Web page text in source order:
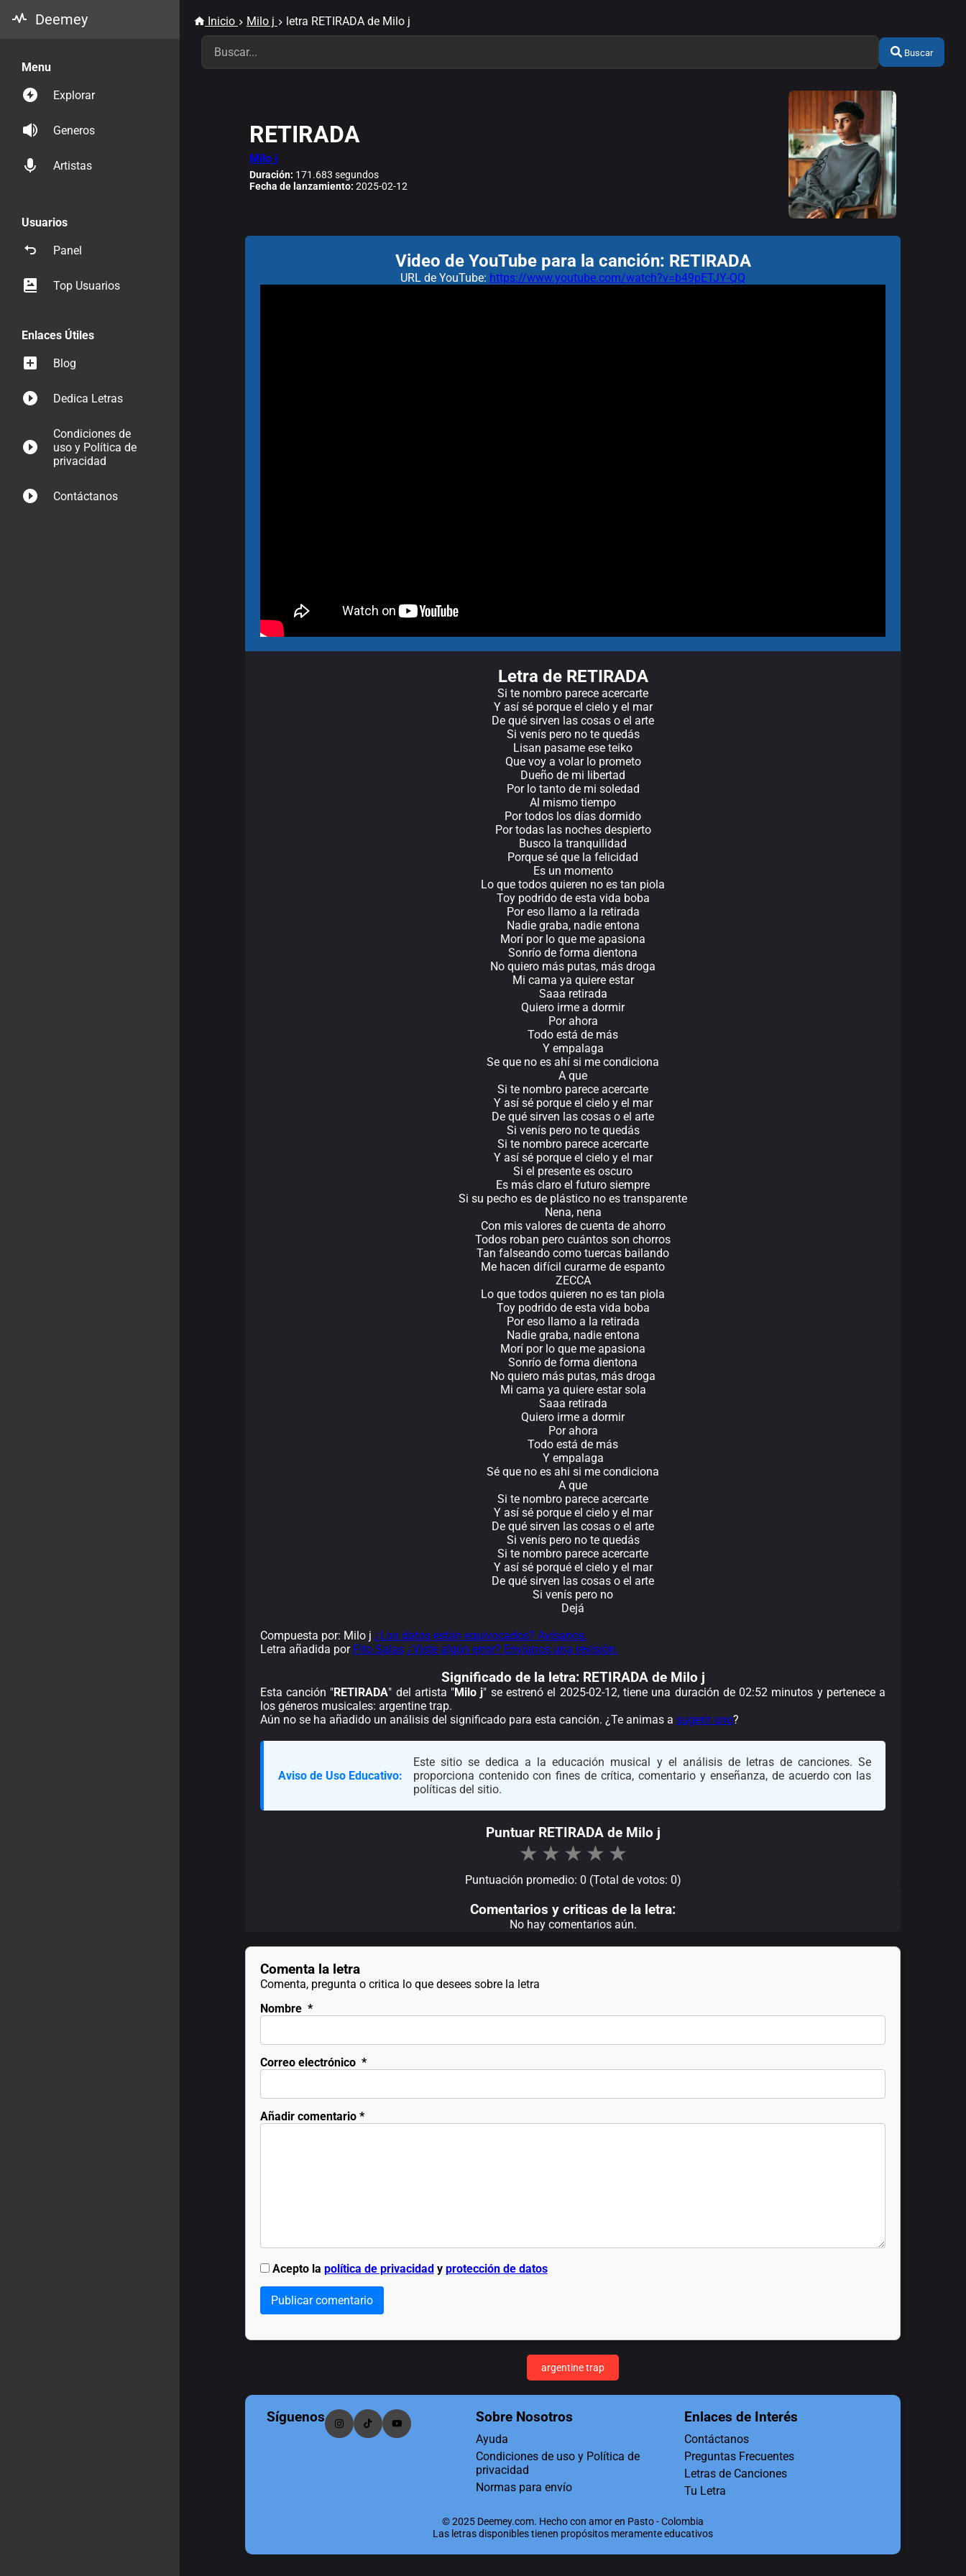
Deemey
Menu
Explorar
Generos
Artistas
Usuarios
Panel
Top Usuarios
Enlaces Útiles
Blog
Dedica Letras
Condiciones de
uso y Política de
privacidad
Contáctanos
Inicio Milo j letra RETIRADA de Milo j
Buscar
RETIRADA
Milo j
Duración: 171.683 segundos
Fecha de lanzamiento: 2025-02-12
Video de YouTube para la canción: RETIRADA
URL de YouTube: https://www.youtube.com/watch?v=b49pETJY-QQ
Letra de RETIRADA
Si te nombro parece acercarte
Y así sé porque el cielo y el mar
De qué sirven las cosas o el arte
Si venís pero no te quedás
Lisan pasame ese teiko
Que voy a volar lo prometo
Dueño de mi libertad
Por lo tanto de mi soledad
Al mismo tiempo
Por todos los días dormido
Por todas las noches despierto
Busco la tranquilidad
Porque sé que la felicidad
Es un momento
Lo que todos quieren no es tan piola
Toy podrido de esta vida boba
Por eso llamo a la retirada
Nadie graba, nadie entona
Morí por lo que me apasiona
Sonrío de forma dientona
No quiero más putas, más droga
Mi cama ya quiere estar
Saaa retirada
Quiero irme a dormir
Por ahora
Todo está de más
Y empalaga
Se que no es ahí si me condiciona
A que
Si te nombro parece acercarte
Y así sé porque el cielo y el mar
De qué sirven las cosas o el arte
Si venís pero no te quedás
Si te nombro parece acercarte
Y así sé porque el cielo y el mar
Si el presente es oscuro
Es más claro el futuro siempre
Si su pecho es de plástico no es transparente
Nena, nena
Con mis valores de cuenta de ahorro
Todos roban pero cuántos son chorros
Tan falseando como tuercas bailando
Me hacen difícil curarme de espanto
ZECCA
Lo que todos quieren no es tan piola
Toy podrido de esta vida boba
Por eso llamo a la retirada
Nadie graba, nadie entona
Morí por lo que me apasiona
Sonrío de forma dientona
No quiero más putas, más droga
Mi cama ya quiere estar sola
Saaa retirada
Quiero irme a dormir
Por ahora
Todo está de más
Y empalaga
Sé que no es ahi si me condiciona
A que
Si te nombro parece acercarte
Y así sé porque el cielo y el mar
De qué sirven las cosas o el arte
Si venís pero no te quedás
Si te nombro parece acercarte
Y así sé porqué el cielo y el mar
De qué sirven las cosas o el arte
Si venís pero no
Dejá
Compuesta por: Milo j ¿Los datos están equivocados? Avísanos.
Letra añadida por Fito Salas ¿Viste algún error? Envíanos una revisión.
Significado de la letra: RETIRADA de Milo j
Esta canción "RETIRADA" del artista "Milo j" se estrenó el 2025-02-12, tiene una duración de 02:52 minutos y pertenece a
los géneros musicales: argentine trap.
Aún no se ha añadido un análisis del significado para esta canción. ¿Te animas a sugerir uno?
Aviso de Uso Educativo:
Este sitio se dedica a la educación musical y el análisis de letras de canciones. Se
proporciona contenido con fines de crítica, comentario y enseñanza, de acuerdo con las
políticas del sitio.
Puntuar RETIRADA de Milo j
★ ★ ★ ★ ★
Puntuación promedio: 0 (Total de votos: 0)
Comentarios y criticas de la letra:
No hay comentarios aún.
Comenta la letra
Comenta, pregunta o critica lo que desees sobre la letra
Nombre *
Correo electrónico *
Añadir comentario*
Acepto la política de privacidady protección de datos
Publicar comentario
argentine trap
Síguenos Sobre Nosotros
Ayuda
Condiciones de uso y Política de
privacidad
Normas para envío
Enlaces de Interés
Contáctanos
Preguntas Frecuentes
Letras de Canciones
Tu Letra
© 2025 Deemey.com. Hecho con amor en Pasto - Colombia
Las letras disponibles tienen propósitos meramente educativos